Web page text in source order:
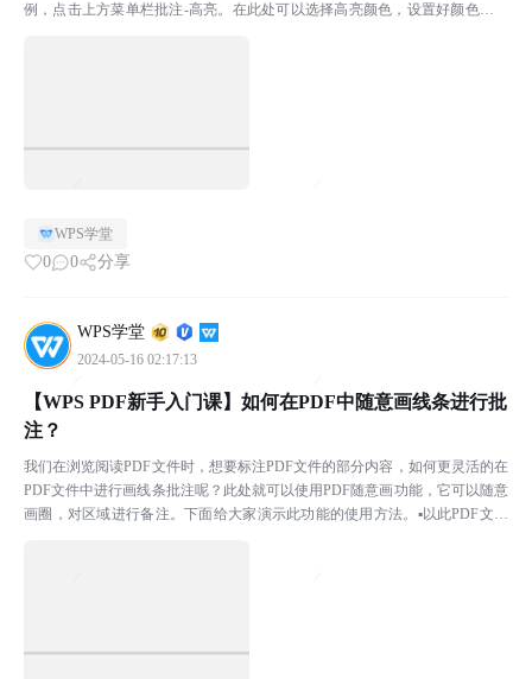
例，点击上方菜单栏批注-高亮。在此处可以选择高亮颜色，设置好颜色后，
WPS学堂
0 0 分享
WPS学堂
2024-05-16 02:17:13
【WPS PDF新手入门课】如何在PDF中随意画线条进行批
注？
我们在浏览阅读PDF文件时，想要标注PDF文件的部分内容，如何更灵活的在
PDF文件中进行画线条批注呢？此处就可以使用PDF随意画功能，它可以随意
画圈，对区域进行备注。下面给大家演示此功能的使用方法。▪以此PDF文件